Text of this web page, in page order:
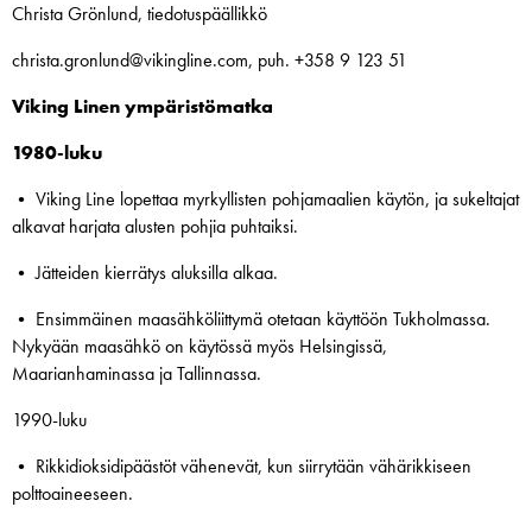
Christa Grönlund, tiedotuspäällikkö
christa.gronlund@vikingline.com, puh. +358 9 123 51
Viking Linen ympäristömatka
1980-luku
• Viking Line lopettaa myrkyllisten pohjamaalien käytön, ja sukeltajat
alkavat harjata alusten pohjia puhtaiksi.
• Jätteiden kierrätys aluksilla alkaa.
• Ensimmäinen maasähköliittymä otetaan käyttöön Tukholmassa.
Nykyään maasähkö on käytössä myös Helsingissä,
Maarianhaminassa ja Tallinnassa.
1990-luku
• Rikkidioksidipäästöt vähenevät, kun siirrytään vähärikkiseen
polttoaineeseen.